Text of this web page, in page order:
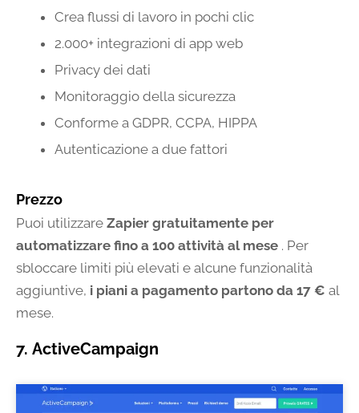
Crea flussi di lavoro in pochi clic
2.000+ integrazioni di app web
Privacy dei dati
Monitoraggio della sicurezza
Conforme a GDPR, CCPA, HIPPA
Autenticazione a due fattori
Prezzo
Puoi utilizzare Zapier gratuitamente per
automatizzare fino a 100 attività al mese . Per
sbloccare limiti più elevati e alcune funzionalità
aggiuntive, i piani a pagamento partono da 17 € al
mese.
7. ActiveCampaign